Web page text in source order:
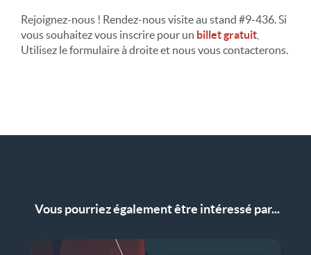
Rejoignez-nous ! Rendez-nous visite au stand #9-436. Si
vous souhaitez vous inscrire pour un billet gratuit
Utilisez le formulaire à droite et nous vous contacterons.
Vous pourriez également être intéressé par...